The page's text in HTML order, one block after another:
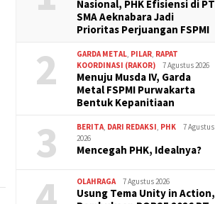
Nasional, PHK Efisiensi di PT
SMA Aeknabara Jadi
Prioritas Perjuangan FSPMI
2 GARDA METAL PILAR RAPAT
KOORDINASI (RAKOR)
7 Agustus 2026
Menuju Musda IV, Garda
Metal FSPMI Purwakarta
Bentuk Kepanitiaan
3 BERITA DARI REDAKSI PHK
7 Agustus
2026
Mencegah PHK, Idealnya?
OLAHRAGA 7 Agustus 2026
Usung Tema Unity in Action,